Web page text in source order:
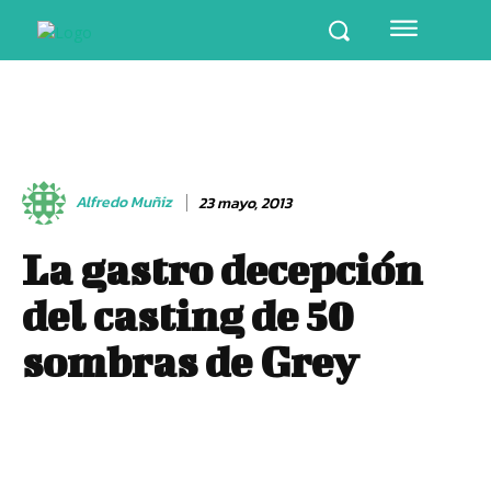
Alfredo Muñiz 23 mayo, 2013
La gastro decepción
del casting de 50
sombras de Grey